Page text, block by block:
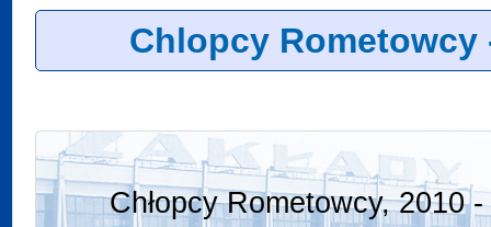
Chlopcy Rometowcy
Chłopcy Rometowcy, 2010